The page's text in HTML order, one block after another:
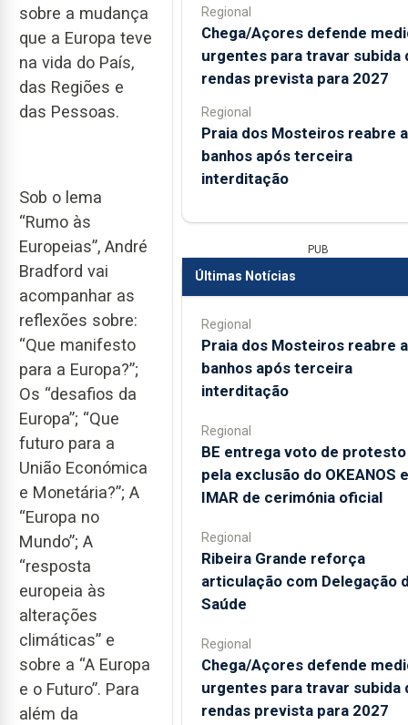
sobre a mudança
que a Europa teve
na vida do País,
das Regiões e
das Pessoas.
Sob o lema
“Rumo às
Europeias”, André
Bradford vai
acompanhar as
reflexões sobre:
“Que manifesto
para a Europa?”;
Os “desafios da
Europa”; “Que
futuro para a
União Económica
e Monetária?”; A
“Europa no
Mundo”; A
“resposta
europeia às
alterações
climáticas” e
sobre a “A Europa
e o Futuro”. Para
além da
Regional
Chega/Açores defende
urgentes para travar subida
rendas prevista para 2027
Regional
Praia dos Mosteiros reabre a
banhos após terceira
interditação
PUB
Últimas Notícias
Regional
Praia dos Mosteiros reabre a
banhos após terceira
interditação
Regional
BE entrega voto de protesto
pela exclusão do OKEANOS e
IMAR de cerimónia oficial
Regional
Ribeira Grande reforça
articulação com Delegação
Saúde
Regional
Chega/Açores defende
urgentes para travar subida
rendas prevista para 2027